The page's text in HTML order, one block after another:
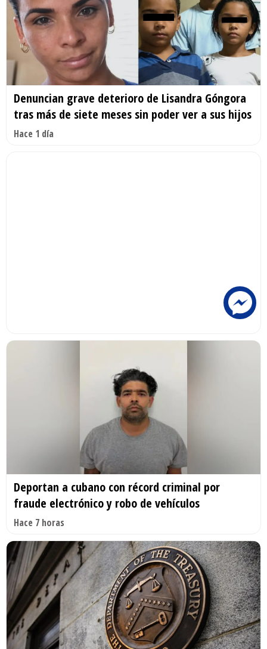
Denuncian grave deterioro de Lisandra Góngora
tras más de siete meses sin poder ver a sus hijos
Hace 1 día
Deportan a cubano con récord criminal por
fraude electrónico y robo de vehículos
Hace 7 horas